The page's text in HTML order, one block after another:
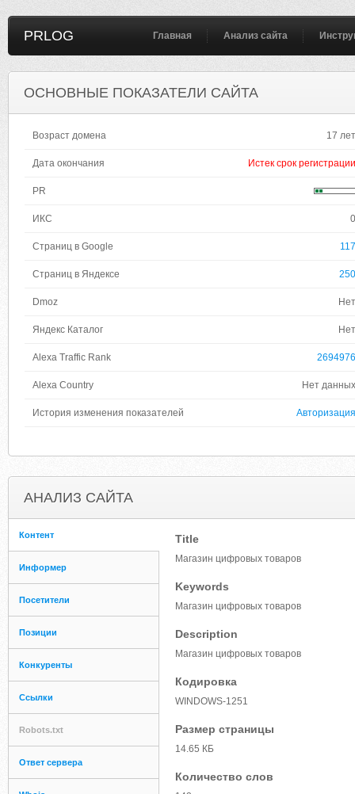
PRLOG Главная Анализ сайта
ОСНОВНЫЕ ПОКАЗАТЕЛИ САЙТА
Возраст домена 17 лет
Дата окончания Истек срок регистрации
PR
ИКС 0
Страниц в Google 117
Страниц в Яндексе 250
Dmoz Нет
Яндекс Каталог Нет
Alexa Traffic Rank 2694976
Alexa Country Нет данных
История изменения показателей Авторизация
АНАЛИЗ САЙТА
Контент
Информер
Посетители
Позиции
Конкуренты
Ссылки
Robots.txt
Ответ сервера
Title
Магазин цифровых товаров
Keywords
Магазин цифровых товаров
Description
Магазин цифровых товаров
Кодировка
WINDOWS-1251
Размер страницы
14.65 КБ
Количество слов